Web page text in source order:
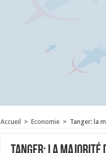
Accueil > Economie > Tanger: la